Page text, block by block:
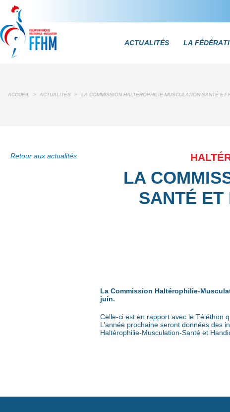
ACTUALITÉS LA
ACCUEIL > ACTUALITÉS > LA COMMISSION HALTÉROPHILIE-MUSCULATION-SANTÉ
Retour aux actualités
LA
SANTÉ ET
La Commission Haltérophilie-
juin.
Celle-ci est en rapport avec le Téléthon
L’année prochaine seront données des
Haltérophilie-Musculation-Santé et